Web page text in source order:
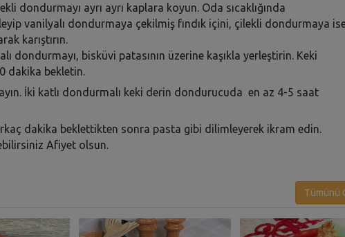
dondurmayı ayrı ayrı kaplara koyun. Oda sıcaklığında
vanilyalı dondurmaya çekilmiş fındık içini, çilekli dondurmaya
karıştırın.
dondurmayı, bisküvi patasının üzerine kaşıkla yerleştirin. Keki
dakika bekletin.
İki katlı dondurmalı keki derin dondurucuda en az 4-5 saat
dakika beklettikten sonra pasta gibi dilimleyerek ikram edin.
Afiyet olsun.
Tümünü